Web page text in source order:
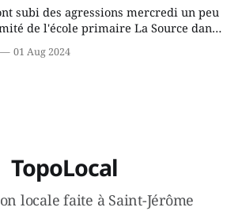
subi des agressions mercredi un peu
de l'école primaire La Source dans
de Saint-Jérôme. L'une de deux
sous un véhicule et aspergée
01 Aug 2024
TopoLocal
locale faite à Saint-Jérôme